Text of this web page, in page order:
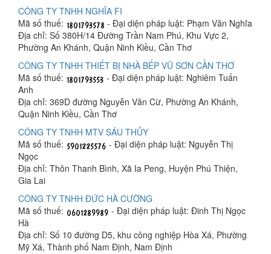
CÔNG TY TNHH NGHĨA FI
Mã số thuế:
- Đại diện pháp luật: Phạm Văn Nghĩa
Địa chỉ: Số 380H/14 Đường Trần Nam Phú, Khu Vực 2,
Phường An Khánh, Quận Ninh Kiều, Cần Thơ
CÔNG TY TNHH THIẾT BỊ NHÀ BẾP VŨ SƠN CẦN THƠ
Mã số thuế:
- Đại diện pháp luật: Nghiêm Tuấn
Anh
Địa chỉ: 369D đường Nguyễn Văn Cừ, Phường An Khánh,
Quận Ninh Kiều, Cần Thơ
CÔNG TY TNHH MTV SÁU THỦY
Mã số thuế:
- Đại diện pháp luật: Nguyễn Thị
Ngọc
Địa chỉ: Thôn Thanh Bình, Xã Ia Peng, Huyện Phú Thiện,
Gia Lai
CÔNG TY TNHH ĐỨC HÀ CƯỜNG
Mã số thuế:
- Đại diện pháp luật: Đinh Thị Ngọc
Hà
Địa chỉ: Số 10 đường D5, khu công nghiệp Hòa Xá, Phường
Mỹ Xá, Thành phố Nam Định, Nam Định